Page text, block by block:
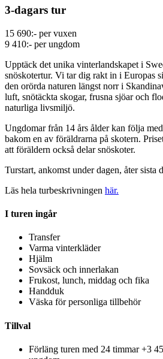
3-dagars tur
15 690:- per vuxen
9 410:- per ungdom
Upptäck det unika vinterlandskapet i
snöskotertur. Vi tar dig rakt in i Europas
den orörda naturen längst norr i
luft, snötäckta skogar, frusna sjöar och
naturliga livsmiljö.
Ungdomar från 14 års ålder kan följa
bakom en av föräldrarna på skotern.
att föräldern också delar snöskoter.
Turstart, ankomst under dagen, åter sista
Läs hela turbeskrivningen här.
I turen ingår
Transfer
Varma vinterkläder
Hjälm
Sovsäck och innerlakan
Frukost, lunch, middag och fika
Handduk
Väska för personliga tillbehör
Tillval
Förläng turen med 24 timmar +3